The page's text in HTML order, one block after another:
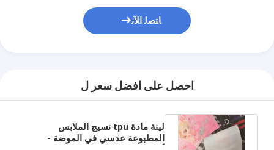
ﺎﺘﺼﻟ ﺍﻶﻧ
احصل على افضل سعر ل
لينة مادة tpu نسيج الملابس
المطبوعة عدسي في الموضة -